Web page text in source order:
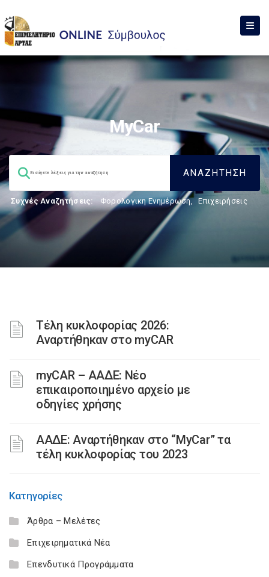
MyCar
Συχνές Αναζητήσεις: Φορολογικη Ενημέρωση, Επιχειρήσεις
Τέλη κυκλοφορίας 2026:
Αναρτήθηκαν στο myCAR
myCAR – ΑΑΔΕ: Νέο
επικαιροποιημένο αρχείο με
οδηγίες χρήσης
ΑΑΔΕ: Αναρτήθηκαν στο “MyCar” τα
τέλη κυκλοφορίας του 2023
Κατηγορίες
Άρθρα – Μελέτες
Επιχειρηματικά Νέα
Επενδυτικά Προγράμματα